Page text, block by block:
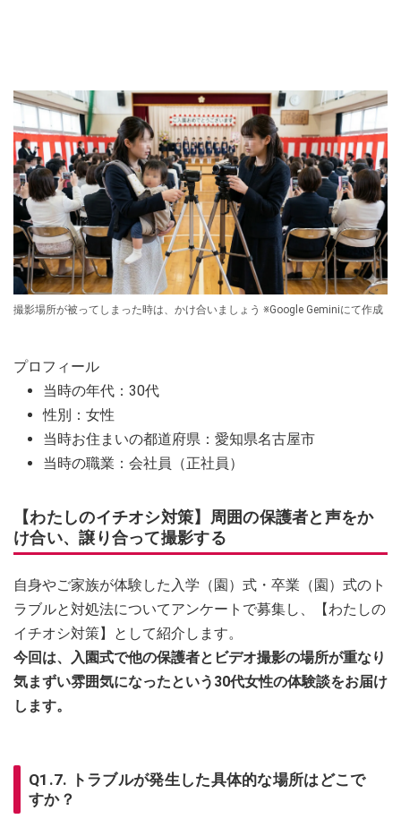
撮影場所が被ってしまった時は、かけ合いましょう ※Google Geminiにて作成
プロフィール
当時の年代：30代
性別：女性
当時お住まいの都道府県：愛知県名古屋市
当時の職業：会社員（正社員）
【わたしのイチオシ対策】周囲の保護者と声をか
け合い、譲り合って撮影する
自身やご家族が体験した入学（園）式・卒業（園）式のト
ラブルと対処法についてアンケートで募集し、【わたしの
イチオシ対策】として紹介します。
今回は、入園式で他の保護者とビデオ撮影の場所が重なり
気まずい雰囲気になったという30代女性の体験談をお届け
します。
Q1.7. トラブルが発生した具体的な場所はどこで
すか？